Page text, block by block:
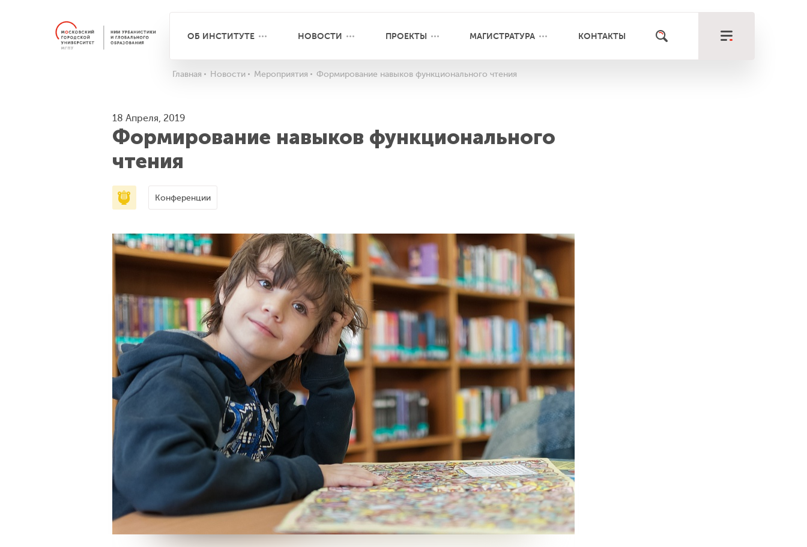
ОБ ИНСТИТУТЕ НОВОСТИ ПРОЕКТЫ МАГИСТРАТУРА КОНТАКТЫ
Главная Новости Мероприятия Формирование навыков функционального чтения
18 Апреля, 2019
Формирование навыков функционального
чтения
Конференции